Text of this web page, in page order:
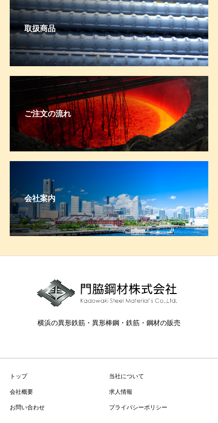
取扱商品
ご注文の流れ
会社案内
横浜の異形鉄筋・異形棒鋼・鉄筋・鋼材の販売
トップ 当社について
会社概要 求人情報
お問い合わせ プライバシーポリシー